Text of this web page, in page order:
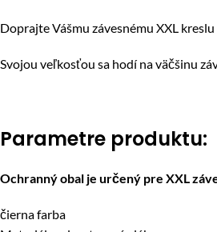
Doprajte Vášmu závesnému XXL
Svojou veľkosťou sa hodí na väčšinu
Parametre produktu:
Ochranný obal je určený pre XXL
čierna farba